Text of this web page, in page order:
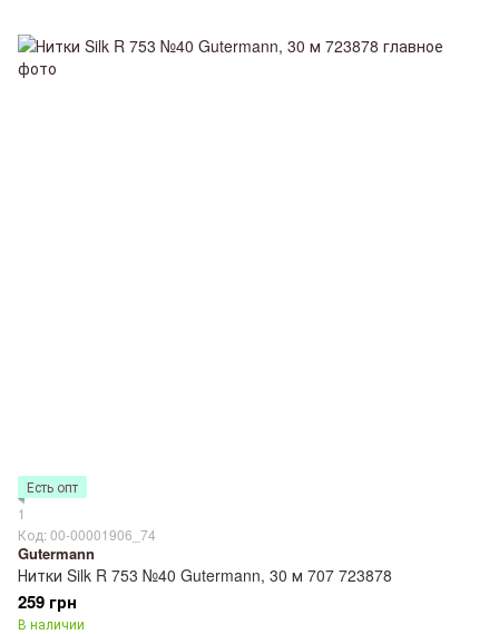
Есть опт
1
Код: 00-00001906_74
Gutermann
Нитки Silk R 753 №40 Gutermann, 30 м 707 723878
259 грн
В наличии